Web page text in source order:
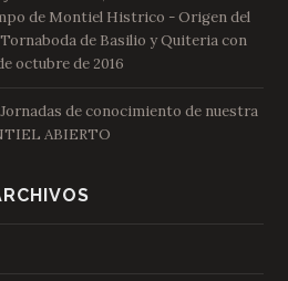
de Montiel Histrico - Origen del
de Basilio y Quiteria con
octubre de 2016
de conocimiento de nuestra
ABIERTO